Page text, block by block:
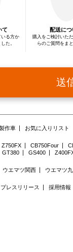
った場合には，変更後の目的
とします。
は児童の健全な育成の推進の
方公共団体またはその委託を
の提供を含むこと
段または方法
ける方法
らず，次に掲げる場合には，
成に必要な範囲内において個
との間で共同して利用する場
、業務におけるデータベース
は、日本国外にある者が含ま
グの取得やクッキー、ウェブ
て
いる方か
た。
配送につ
購入をご検討いた
らのご質問をま
送
作車 お気に入りリスト
Z750FX CB750Four
GT380 GS400
ウエマツ関西 ウエマツ
プレスリリース 採用情報